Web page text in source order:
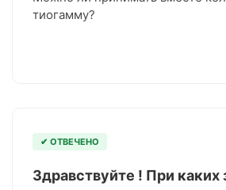
тиогамму?
✔ ОТВЕЧЕНО
Здравствуйте ! При каких